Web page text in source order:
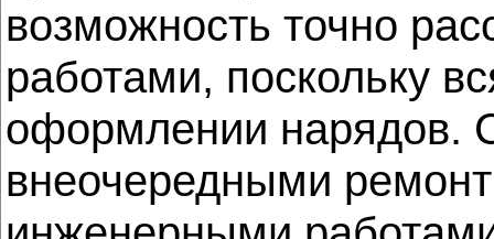
возможность точно
работами, поскольку
оформлении нарядов.
внеочередными